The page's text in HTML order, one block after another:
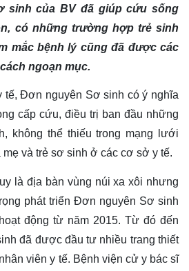
sinh của BV đã giúp cứu sống
, có những trường hợp trẻ sinh
mắc bệnh lý cũng đã được các
ngoạn mục.
tế, Đơn nguyên Sơ sinh có ý nghĩa
cấp cứu, điều trị ban đầu những
không thể thiếu trong mạng lưới
và trẻ sơ sinh ở các cơ sở y tế.
là địa bàn vùng núi xa xôi nhưng
phát triển Đơn nguyên Sơ sinh
động từ năm 2015. Từ đó đến
đã được đầu tư nhiều trang thiết
viên y tế. Bệnh viện cử y bác sĩ